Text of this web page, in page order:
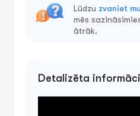
Lūdzu zvaniet
mēs
ātrāk.
Detalizēta